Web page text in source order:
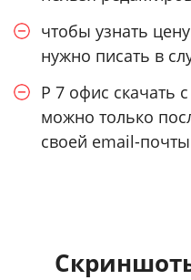
чтобы узнать
нужно писать в
Р 7 офис скачать
можно только
своей email-